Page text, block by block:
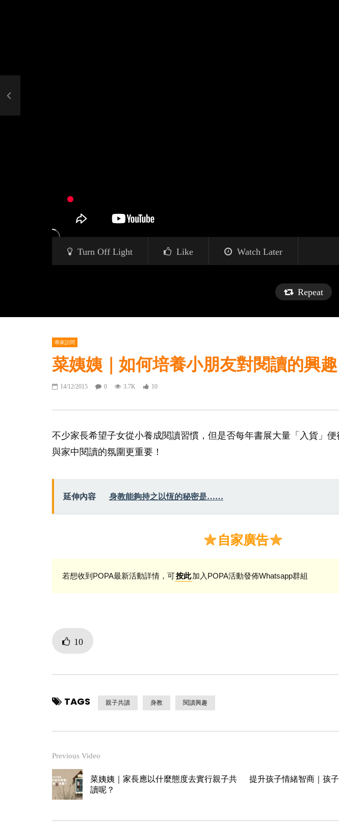
Turn Off Light Like Watch Later
Repeat
專家訪問
菜姨姨｜如何培養小朋友對閱讀的興趣
14/12/2015 0 3.7K 10
不少家長希望子女從小養成閱讀習慣，但是否每年書展大量「入貨」
與家中閱讀的氛圍更重要！
延伸內容 身教能夠持之以恆的秘密是……
自家廣告
若想收到POPA最新活動詳情，可按此加入POPA活動發佈Whatsapp群組
10
TAGS 親子共讀 身教 閱讀興趣
Previous Video
菜姨姨｜家長應以什麼態度去實行親子共
讀呢？
提升孩子情緒智商｜孩